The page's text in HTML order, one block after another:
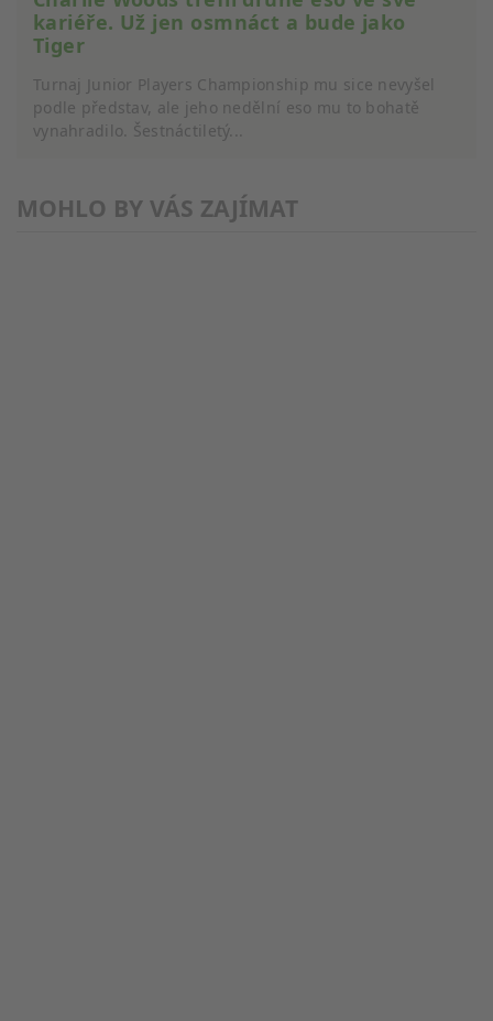
kariéře. Už jen osmnáct a bude jako
Tiger
Turnaj Junior Players Championship mu sice nevyšel
podle představ, ale jeho nedělní eso mu to bohatě
vynahradilo. Šestnáctiletý...
MOHLO BY VÁS ZAJÍMAT
Výkon
Reklamní